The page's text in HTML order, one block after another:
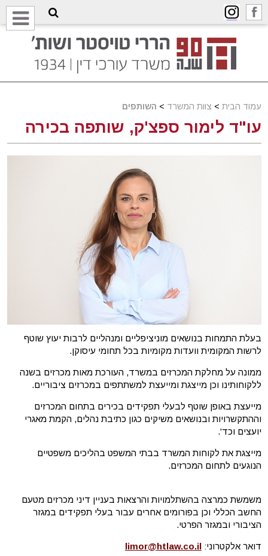
עמוד הבית > צוות המשרד > השותפים
עו"ד לימור ספצ'ק, שותפה בכירה
בעלת התמחות בנושאים מוניציפליים ומנהליים לרבות יעוץ שוטף
לרשות המקומית וועדות מקומיות בכל תחומי עיסוקן.
ממונה על מחלקת המכרזים במשרד, העורכת מאות מכרזים בשנה
ללקוחותינו וכן מייצגת ומייעצת למשתתפים במכרזים ציבוריים.
מייעצת באופן שוטף לבעלי תפקידים בכירים בתחום המכרזים
וההתקשרויות ובנושאים משיקים כגון כתיבת נהלים, הקמת מאגרי
יועצים וכד'.
מייצגת את לקוחות המשרד בבתי המשפט בהליכים משפטיים
הנוגעים לתחום המכרזים.
משמשת כמרצה בהשתלמויות והרצאות בעניין דיני מכרזים מטעם
החשב הכללי וכן בפורומים אחרים עבור בעלי תפקידים במגזר
הציבורי ובמגזר הפרטי.
דואר אלקטרוני:limor@htlaw.co.il